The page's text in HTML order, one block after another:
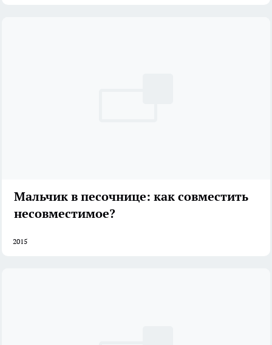
Мальчик в песочнице: как совместить
несовместимое?
2015